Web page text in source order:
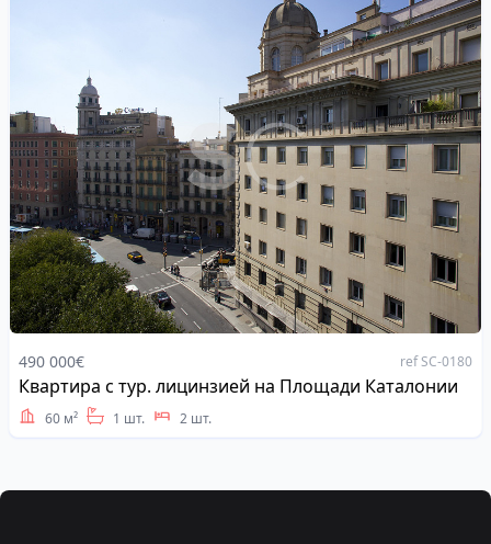
490 000€ ref SC-0180
Address
Квартира с тур. лицинзией на Площади Каталонии
60 м² 1 шт. 2 шт.